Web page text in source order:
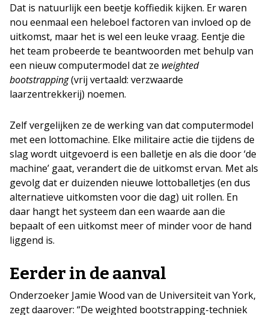
Dat is natuurlijk een beetje koffiedik kijken. Er waren
nou eenmaal een heleboel factoren van invloed op de
uitkomst, maar het is wel een leuke vraag. Eentje die
het team probeerde te beantwoorden met behulp van
een nieuw computermodel dat ze weighted
bootstrapping(vrij vertaald: verzwaarde
laarzentrekkerij) noemen.
Zelf vergelijken ze de werking van dat computermodel
met een lottomachine. Elke militaire actie die tijdens de
slag wordt uitgevoerd is een balletje en als die door ‘de
machine’ gaat, verandert die de uitkomst ervan. Met als
gevolg dat er duizenden nieuwe lottoballetjes (en dus
alternatieve uitkomsten voor die dag) uit rollen. En
daar hangt het systeem dan een waarde aan die
bepaalt of een uitkomst meer of minder voor de hand
liggend is.
Eerder in de aanval
Onderzoeker Jamie Wood van de Universiteit van York,
zegt daarover: “De weighted bootstrapping-techniek